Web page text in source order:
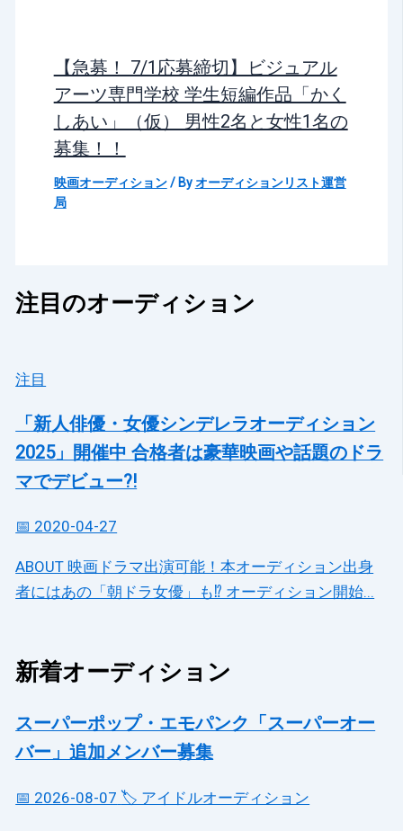
【急募！ 7/1応募締切】ビジュアル
アーツ専門学校 学生短編作品「かく
しあい」（仮） 男性2名と女性1名の
募集！！
映画オーディション/ Byオーディションリスト運営
局
注目のオーディション
注目
「新人俳優・女優シンデレラオーディション
2025」開催中 合格者は豪華映画や話題のドラ
マでデビュー?!
📅 2020-04-27
ABOUT 映画ドラマ出演可能！本オーディション出身
者にはあの「朝ドラ女優」も⁉ オーディション開始...
新着オーディション
スーパーポップ・エモパンク「スーパーオー
バー」追加メンバー募集
📅 2026-08-07 🏷️ アイドルオーディション